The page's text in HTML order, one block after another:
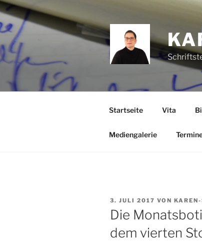
Zum
Inhalt
springen
Startseite Vita
Mediengalerie
VERÖFFENTLICHT
AM
3. JULI 2017 VON
Die
dem vierten